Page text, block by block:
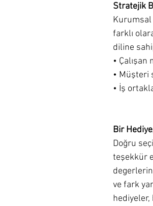
Stratejik
farklı
diline
•
• Müşteri
• İş
Bir
Doğru
teşekkür
ve fark
hediyeler,